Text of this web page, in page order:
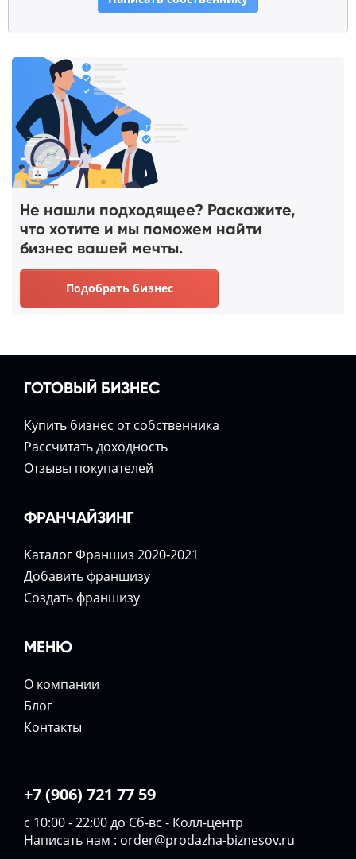
Не нашли подходящее? Раскажите,
что хотите и мы поможем найти
бизнес вашей мечты.
Подобрать бизнес
ГОТОВЫЙ БИЗНЕС
Купить бизнес от собственника
Расcчитать доходность
Отзывы покупателей
ФРАНЧАЙЗИНГ
Каталог Франшиз 2020-2021
Добавить франшизу
Создать франшизу
МЕНЮ
О компании
Блог
Контакты
+7 (906) 721 77 59
с 10:00 - 22:00 до Сб-вс - Колл-центр
Написать нам : order@prodazha-biznesov.ru